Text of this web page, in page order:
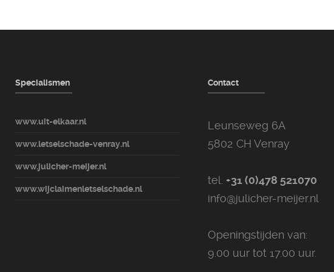
Specialismen
www.uit-elkaar.nl
www.letselschade-venray.nl
www.julicher-meijer.nl
www.wijclaimenletselschade.nl
Contact
Leunseweg 6A
5802 CH Venray
tel. +31 (0)478 521070
info@julicher-meijer.nl
Openingstijden van:
9.00 uur tot 17.00 uur.